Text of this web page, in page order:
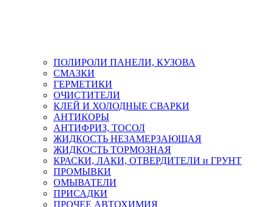
ПОЛИРОЛИ ПАНЕЛИ, КУЗОВА
СМАЗКИ
ГЕРМЕТИКИ
ОЧИСТИТЕЛИ
КЛЕЙ И ХОЛОДНЫЕ СВАРКИ
АНТИКОРЫ
АНТИФРИЗ, ТОСОЛ
ЖИДКОСТЬ НЕЗАМЕРЗАЮЩАЯ
ЖИДКОСТЬ ТОРМОЗНАЯ
КРАСКИ, ЛАКИ, ОТВЕРДИТЕЛИ и ГРУНТ
ПРОМЫВКИ
ОМЫВАТЕЛИ
ПРИСАДКИ
ПРОЧЕЕ АВТОХИМИЯ